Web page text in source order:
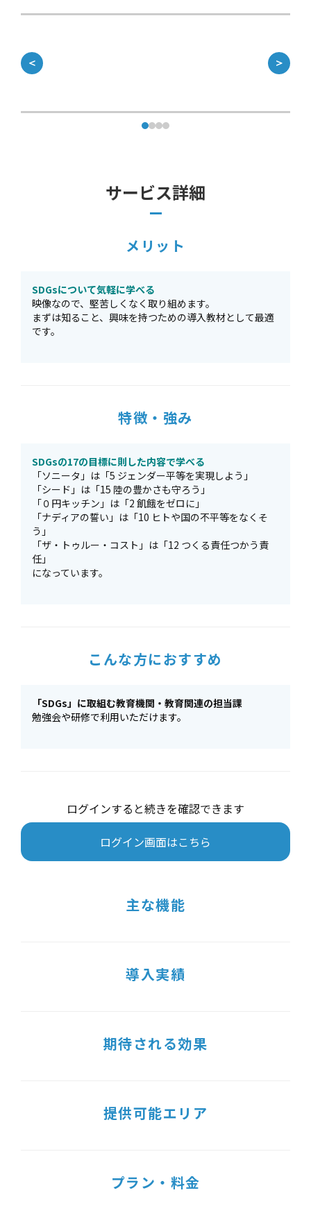
＜ ＞
サービス詳細
メリット
SDGsについて気軽に学べる
映像なので、堅苦しくなく取り組めます。
まずは知ること、興味を持つための導入教材として最適
です。
特徴・強み
SDGsの17の目標に則した内容で学べる
「ソニータ」は「5 ジェンダー平等を実現しよう」
「シード」は「15 陸の豊かさも守ろう」
「０円キッチン」は「2 飢餓をゼロに」
「ナディアの誓い」は「10 ヒトや国の不平等をなくそ
う」
「ザ・トゥルー・コスト」は「12 つくる責任つかう責
任」
になっています。
こんな方におすすめ
「SDGs」に取組む教育機関・教育関連の担当課
勉強会や研修で利用いただけます。
ログインすると続きを確認できます
ログイン画面はこちら
主な機能
導入実績
期待される効果
提供可能エリア
プラン・料金